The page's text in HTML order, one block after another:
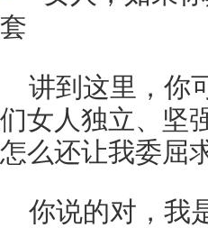
讲到这里，你
们女人独立、坚
怎么还让我委屈
你说的对，我